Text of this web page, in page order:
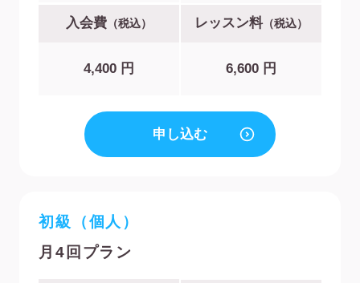
入会費（税込）
4,400 円
レッスン料（税込）
6,600 円
申し込む
初級（個人）
月4回プラン